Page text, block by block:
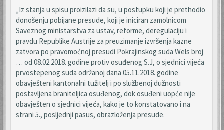
„Iz stanja u spisu proizilazi da su, u postupku koji je prethodio
donošenju pobijane presude, koji je iniciran zamolnicom
Saveznog ministarstva za ustav, reforme, deregulaciju i
pravdu Republike Austrije za preuzimanje izvršenja kazne
zatvora po pravomoćnoj presudi Pokrajinskog suda Wels broj
… od 08.02.2018. godine protiv osuđenog S.J, o sjednici vijeća
prvostepenog suda održanoj dana 05.11.2018. godine
obavješteni kantonalni tužitelj i po službenoj dužnosti
postavljena braniteljica osuđenog, dok osuđeni uopće nije
obavješten o sjednici vijeća, kako je to konstatovano i na
strani 5., posljednji pasus, obrazloženja presude.